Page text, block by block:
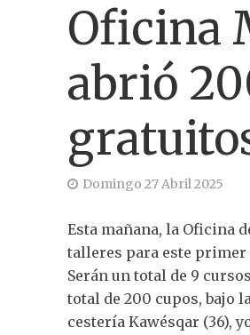
Oficina
abrió
Domingo 27 Abril 2025
Esta mañana, la Oficina
talleres para este primer
Serán un total de 9
total de 200 cupos, bajo
cestería Kawésqar (36),